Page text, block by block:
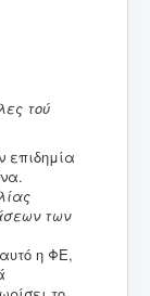
τού
επιδημία
των
η ΦΕ,